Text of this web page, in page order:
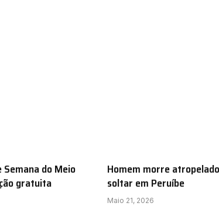
do Meio
gratuita
Homem morre
soltar em Peruíbe
Maio 21, 2026